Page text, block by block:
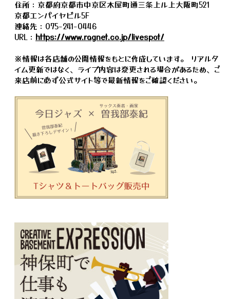
住所：京都府京都市中京区木屋町通三条上ル上大阪町521
京都エンパイヤビル5F
連絡先：075-241-0446
URL： https://www.ragnet.co.jp/livespot/
※情報は各店舗の公開情報をもとに作成しています。 リアルタ
イム更新ではなく、ライブ内容は変更される場合があるため、ご
来店前に必ず公式サイト等で最新情報をご確認ください。